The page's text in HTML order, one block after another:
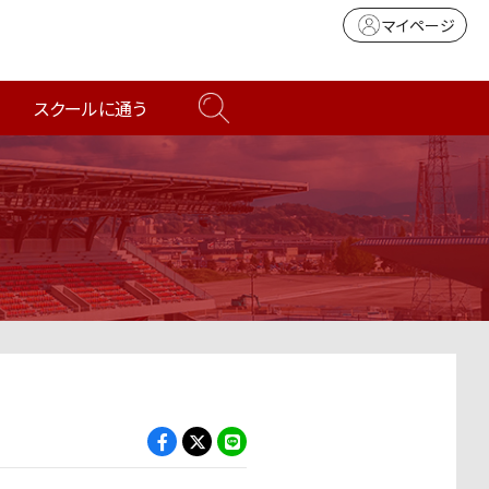
マイページ
スクールに通う